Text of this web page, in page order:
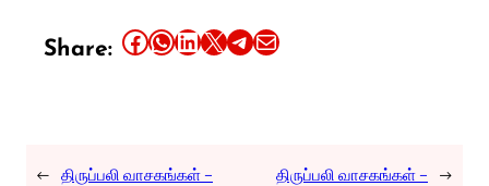
Share: Share this article on Facebook Share this article on WhatsApp Share this article on LinkedIn Share this article on X Share this article on TelegramEmail this Article
← திருப்பலி வாசகங்கள் –
திருப்பலி வாசகங்கள் – →